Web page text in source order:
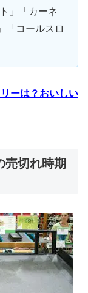
」「カーネ
「コールスロ
ーは？おいしい
売切れ時期